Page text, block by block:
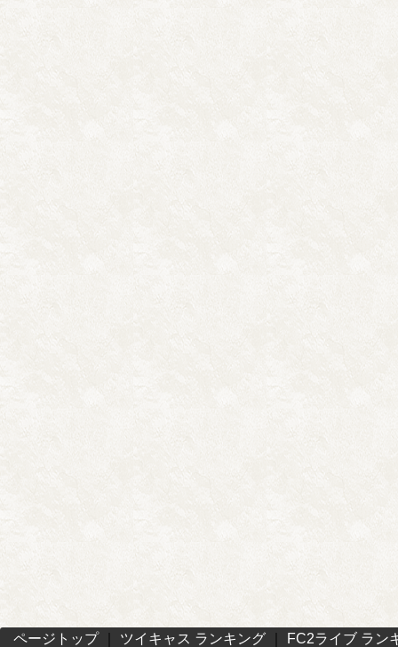
ページトップ｜ ツイキャス ランキング FC2ライブ ラン